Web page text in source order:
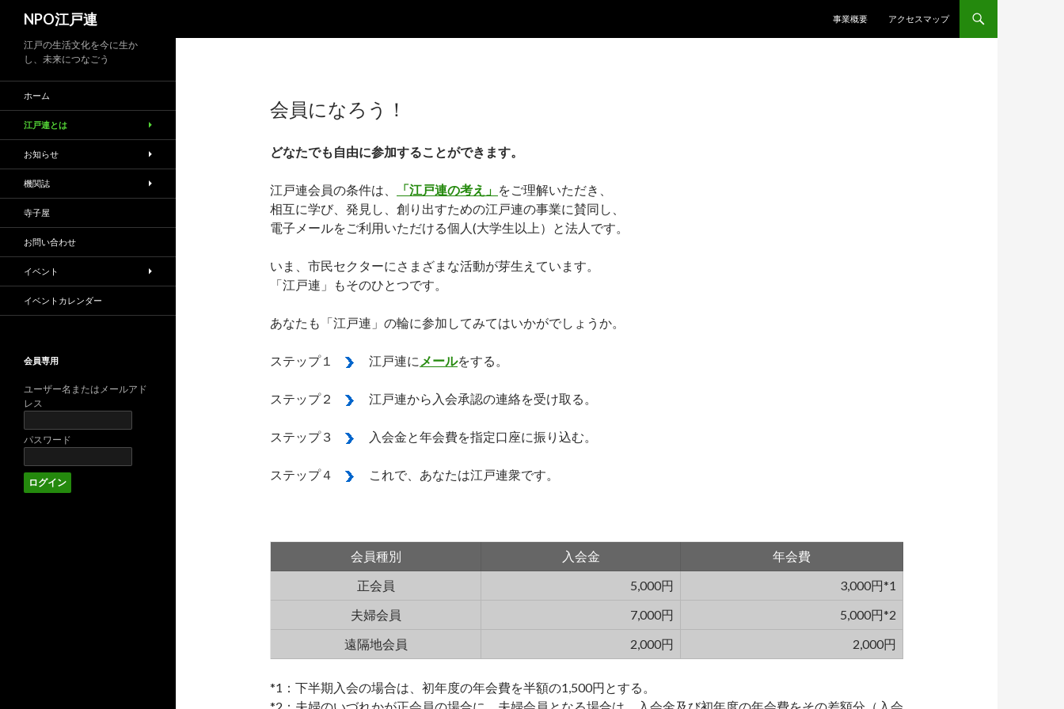
NPO江戸連
事業概要
アクセスマップ
会員になろう！
どなたでも自由に参加することができます。
江戸連会員の条件は、 「江戸連の考え」 をご理解いただき、
相互に学び、発見し、創り出すための江戸連の事業に賛同し、
電子メールをご利用いただける個人(大学生以上）と法人です。
いま、市民セクターにさまざまな活動が芽生えています。
「江戸連」もそのひとつです。
あなたも「江戸連」の輪に参加してみてはいかがでしょうか。
ステップ１ 江戸連に メールをする。
ステップ２ 江戸連から入会承認の連絡を受け取る。
ステップ３ 入会金と年会費を指定口座に振り込む。
ステップ４ これで、あなたは江戸連衆です。
会員種別 入会金
年会費
正会員
5,000円
3,000円*1
夫婦会員
7,000円
5,000円*2
遠隔地会員
2,000円 2,000円
*1：下半期入会の場合は、初年度の年会費を半額の1,500円とする。
江戸の生活文化を今に生か
し、未来につなごう
ホーム
江戸連とは
お知らせ
機関誌
寺子屋
お問い合わせ
イベント
イベントカレンダー
会員専用
ユーザー名またはメールアド
レス
パスワード